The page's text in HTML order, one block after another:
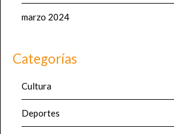
marzo 2024
Categorías
Cultura
Deportes